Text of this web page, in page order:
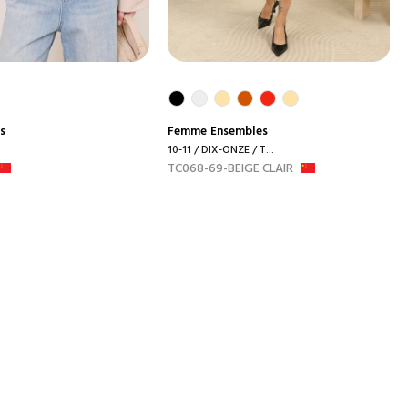
Femme Ensembles
10-11 / DIX-ONZE / T...
TC068-69-BEIGE CLAIR